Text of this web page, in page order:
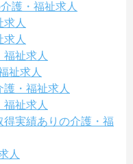
護・福祉求人
人
人
祉求人
祉求人
・福祉求人
祉求人
実績ありの介護・福
人